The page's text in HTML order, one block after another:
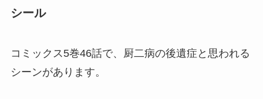
シール
コミックス5巻46話で、厨二病の後遺症と思われる
シーンがあります。